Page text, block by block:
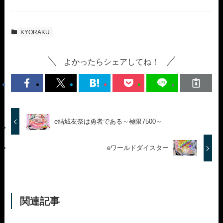
KYORAKU
よかったらシェアしてね！
e結城友奈は勇者である～極限7500～
eワールドダイスター
関連記事